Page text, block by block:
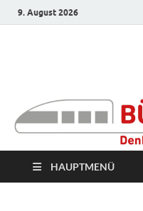
9. August 2026
starke
HAUPTMENÜ